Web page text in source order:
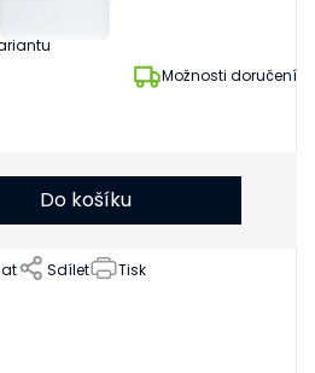
Možnosti doručení
Tisk
Sdílet
Do košíku